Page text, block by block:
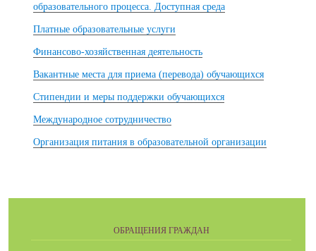
образовательного процесса. Доступная среда
Платные образовательные услуги
Финансово-хозяйственная деятельность
Вакантные места для приема (перевода) обучающихся
Стипендии и меры поддержки обучающихся
Международное сотрудничество
Организация питания в образовательной организации
ОБРАЩЕНИЯ ГРАЖДАН